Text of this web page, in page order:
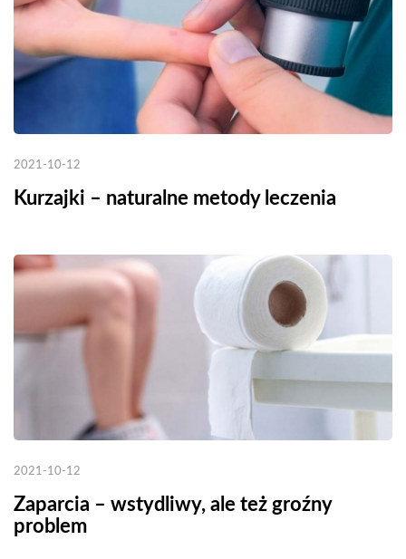
2021-10-12
Kurzajki – naturalne metody leczenia
2021-10-12
Zaparcia – wstydliwy, ale też groźny
problem